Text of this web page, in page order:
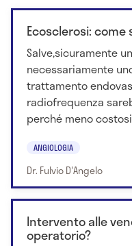
Ecosclerosi: come
Salve,sicuramente
necessariamente
trattamento
radiofrequenza
perché meno
ANGIOLOGIA
Dr. Fulvio D'Angelo
Intervento alle
operatorio?